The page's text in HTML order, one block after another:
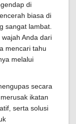
di
biasa di
sangat lambat.
Anda dari
mencari tahu
melalui
secara
ikatan
serta solusi